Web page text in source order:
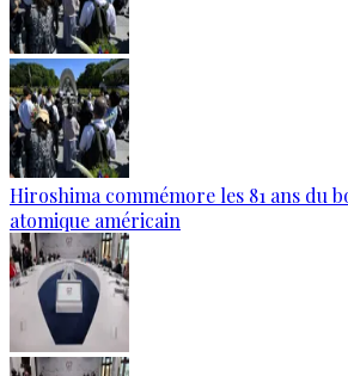
Hiroshima commémore les 81 ans du
atomique américain